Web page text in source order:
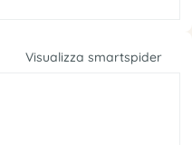
Visualizza smartspider